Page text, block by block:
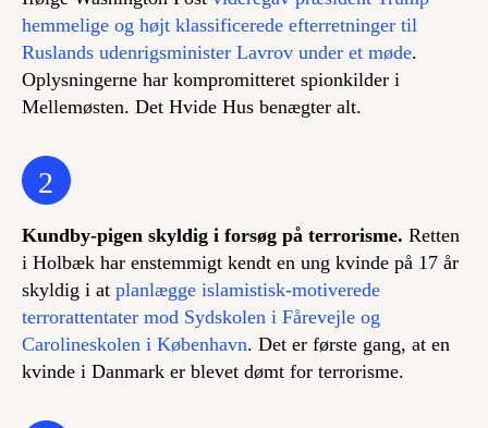
hemmelige og højt klassificerede efterretninger til
Ruslands udenrigsminister Lavrov under et møde.
Oplysningerne har kompromitteret spionkilder i
Mellemøsten. Det Hvide Hus benægter alt.
2
Kundby-pigen skyldig i forsøg på terrorisme. Retten
i Holbæk har enstemmigt kendt en ung kvinde på 17 år
skyldig i at planlægge islamistisk-motiverede
terrorattentater mod Sydskolen i Fårevejle og
Carolineskolen i København. Det er første gang, at en
kvinde i Danmark er blevet dømt for terrorisme.